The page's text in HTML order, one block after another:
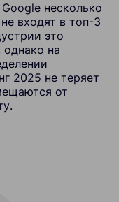
несколько
входят в топ-3
это
однако на
2025 не теряет
от